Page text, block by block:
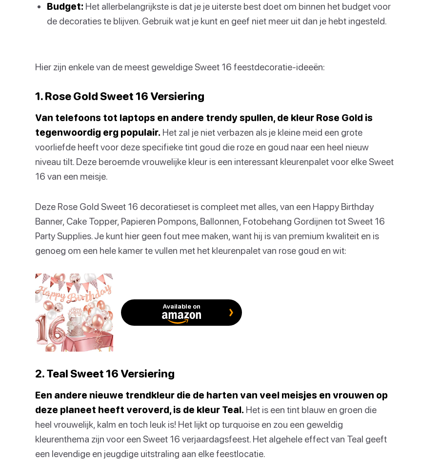
Budget: Het allerbelangrijkste is dat je je uiterste best doet om binnen het budget voor
de decoraties te blijven. Gebruik wat je kunt en geef niet meer uit dan je hebt ingesteld.
Hier zijn enkele van de meest geweldige Sweet 16 feestdecoratie-ideeën:
1. Rose Gold Sweet 16 Versiering
Van telefoons tot laptops en andere trendy spullen, de kleur Rose Gold is
tegenwoordig erg populair. Het zal je niet verbazen als je kleine meid een grote
voorliefde heeft voor deze specifieke tint goud die roze en goud naar een heel nieuw
niveau tilt. Deze beroemde vrouwelijke kleur is een interessant kleurenpalet voor elke Sweet
16 van een meisje.
Deze Rose Gold Sweet 16 decoratieset is compleet met alles, van een Happy Birthday
Banner, Cake Topper, Papieren Pompons, Ballonnen, Fotobehang Gordijnen tot Sweet 16
Party Supplies. Je kunt hier geen fout mee maken, want hij is van premium kwaliteit en is
genoeg om een hele kamer te vullen met het kleurenpalet van rose goud en wit:
Available on
2. Teal Sweet 16 Versiering
Een andere nieuwe trendkleur die de harten van veel meisjes en vrouwen op
deze planeet heeft veroverd, is de kleur Teal. Het is een tint blauw en groen die
heel vrouwelijk, kalm en toch leuk is! Het lijkt op turquoise en zou een geweldig
kleurenthema zijn voor een Sweet 16 verjaardagsfeest. Het algehele effect van Teal geeft
een levendige en jeugdige uitstraling aan elke feestlocatie.